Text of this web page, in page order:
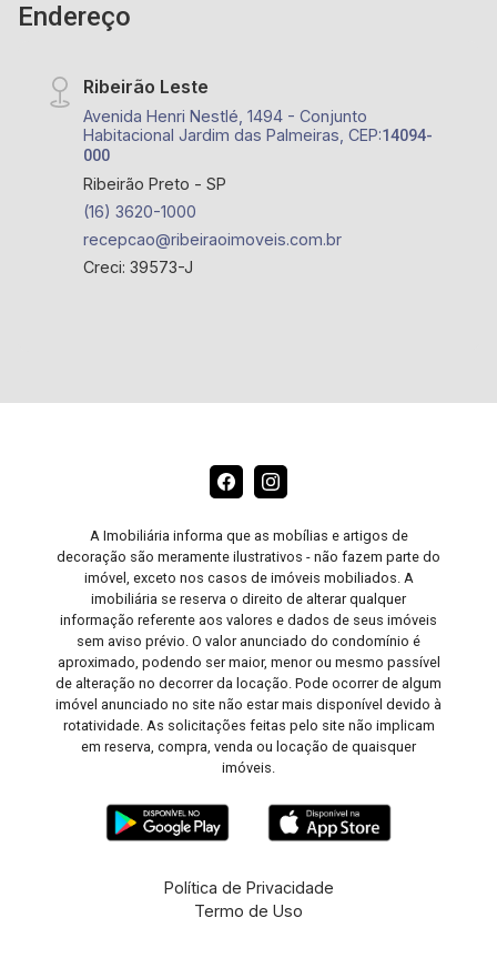
Endereço
Ribeirão Leste
Avenida Henri Nestlé, 1494 - Conjunto
Habitacional Jardim das Palmeiras, CEP:14094-
000
Ribeirão Preto - SP
(16) 3620-1000
recepcao@ribeiraoimoveis.com.br
Creci: 39573-J
A Imobiliária informa que as mobílias e artigos de
decoração são meramente ilustrativos - não fazem parte do
imóvel, exceto nos casos de imóveis mobiliados. A
imobiliária se reserva o direito de alterar qualquer
informação referente aos valores e dados de seus imóveis
sem aviso prévio. O valor anunciado do condomínio é
aproximado, podendo ser maior, menor ou mesmo passível
de alteração no decorrer da locação. Pode ocorrer de algum
imóvel anunciado no site não estar mais disponível devido à
rotatividade. As solicitações feitas pelo site não implicam
em reserva, compra, venda ou locação de quaisquer
imóveis.
Política de Privacidade
Termo de Uso